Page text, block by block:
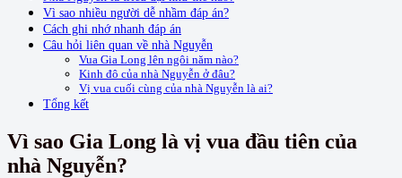
Vì sao nhiều người dễ nhầm đáp án?
Cách ghi nhớ nhanh đáp án
Câu hỏi liên quan về nhà Nguyễn
Vua Gia Long lên ngôi năm nào?
Kinh đô của nhà Nguyễn ở đâu?
Vị vua cuối cùng của nhà Nguyễn là ai?
Tổng kết
Vì sao Gia Long là vị vua đầu tiên của
nhà Nguyễn?